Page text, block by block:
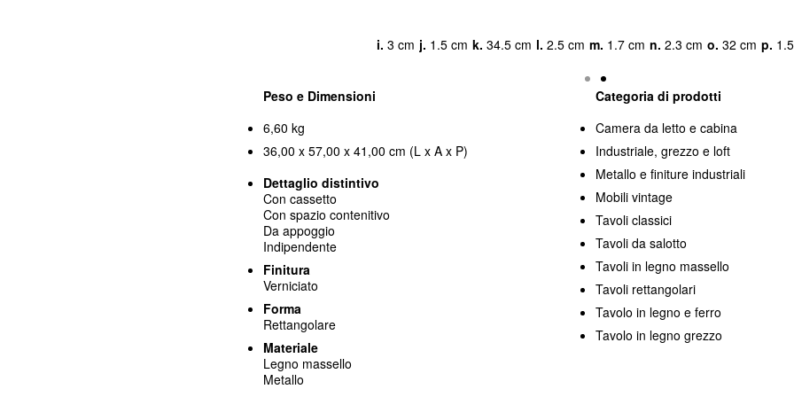
i. 3 cm j. 1.5 cm k. 34.5 cm l. 2.5 cm m. 1.7 cm n. 2.3 cm o. 32 cm p.
Peso e Dimensioni
6,60 kg
36,00 x 57,00 x 41,00 cm (L x A x P)
Dettaglio distintivo
Con cassetto
Con spazio contenitivo
Da appoggio
Indipendente
Finitura
Verniciato
Forma
Rettangolare
Materiale
Legno massello
Metallo
Categoria di prodotti
Camera da letto e cabina
Industriale, grezzo e loft
Metallo e finiture industriali
Mobili vintage
Tavoli classici
Tavoli da salotto
Tavoli in legno massello
Tavoli rettangolari
Tavolo in legno e ferro
Tavolo in legno grezzo